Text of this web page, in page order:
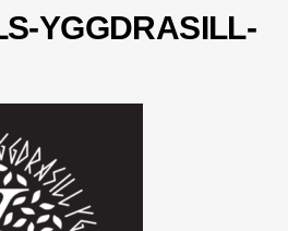
YGGDRASILL-